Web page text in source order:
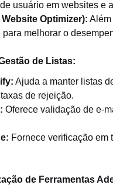
usuário em websites e
Optimizer): Além
para melhorar o
de Listas:
Ajuda a manter listas
de rejeição.
Oferece validação de e-
Fornece verificação em
de Ferramentas